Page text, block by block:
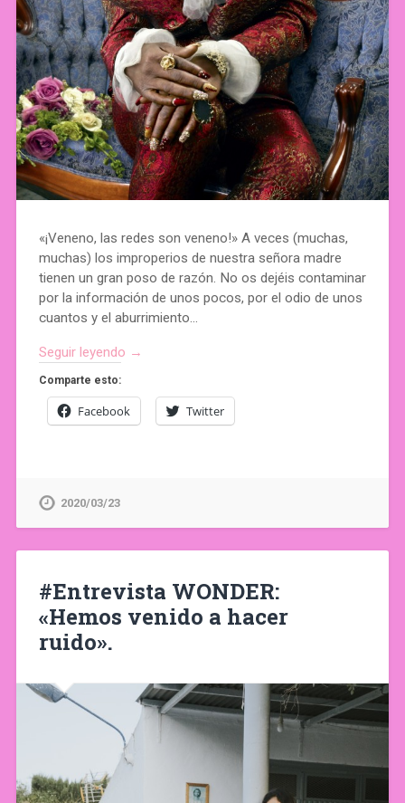
«¡Veneno, las redes son veneno!» A veces (muchas,
muchas) los improperios de nuestra señora madre
tienen un gran poso de razón. No os dejéis contaminar
por la información de unos pocos, por el odio de unos
cuantos y el aburrimiento…
Seguir leyendo →
Comparte esto:
Facebook Twitter
2020/03/23
#Entrevista WONDER:
«Hemos venido a hacer
ruido».